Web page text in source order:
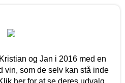
og Jan i 2016 med en
vin, som de selv kan stå inde
her for at se deres udvalg.